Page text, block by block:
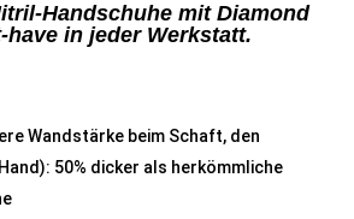
Handschuhe mit Diamond
have in jeder Werkstatt.
Wandstärke beim Schaft, den
50% dicker als herkömmliche